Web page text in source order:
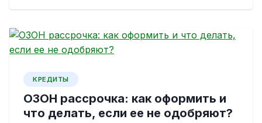
КРЕДИТЫ
ОЗОН рассрочка: как оформить и
что делать, если ее не одобряют?